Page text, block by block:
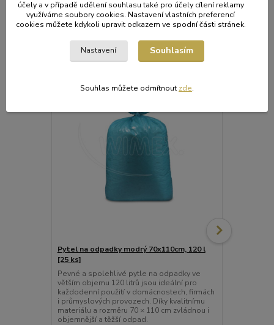
Související zboží 7
Pytel na odpadky modrý 70x110cm, 120 l
[25 ks]
Pevné a spolehlivé pytle na odpadky ve
větším objemu 120 litrů jsou ideální pro
každodenní použití v domácnostech, firmách
i průmyslových provozech. Díky kvalitnímu
materiálu a rozměru 70 × 110 cm zvládnou i
objemnější a těžší odpad.
účely a v případě udělení souhlasu také pro účely cílení reklamy
využíváme soubory cookies. Nastavení vlastních preferencí
cookies můžete kdykoli upravit odkazem ve spodní části stránek.
Nastavení Souhlasím
Souhlas můžete odmítnout zde.